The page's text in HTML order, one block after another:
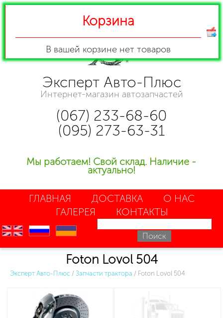
Эксперт Авто-Плюс
Интернет-магазин автозапчастей
(067) 233-68-60
(095) 273-63-31
Мы работаем! Свой склад. Наличие -
актуально!
ГЛАВНАЯ ДОСТАВКА
О НАС
ГАЛЕРЕЯ
КОНТАКТЫ
en ru uk
Foton Lovol 504
Эксперт Авто-Плюс / Запчасти трактора / Foton Lovol 504
Корзина
В вашей корзине нет товаров